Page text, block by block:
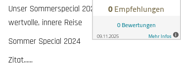
Unser Sommerspecial 2026 – eine
wertvolle, innere Reise
Sommer Special 2024
Zitat……